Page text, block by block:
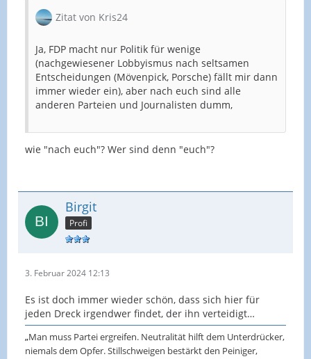
Zitat von Kris24
Ja, FDP macht nur Politik für wenige
(nachgewiesener Lobbyismus nach seltsamen
Entscheidungen (Mövenpick, Porsche) fällt mir dann
immer wieder ein), aber nach euch sind alle
anderen Parteien und Journalisten dumm,
wie "nach euch"? Wer sind denn "euch"?
Birgit
Profi
3. Februar 2024 12:13
Es ist doch immer wieder schön, dass sich hier für
jeden Dreck irgendwer findet, der ihn verteidigt…
„Man muss Partei ergreifen. Neutralität hilft dem Unterdrücker,
niemals dem Opfer. Stillschweigen bestärkt den Peiniger,